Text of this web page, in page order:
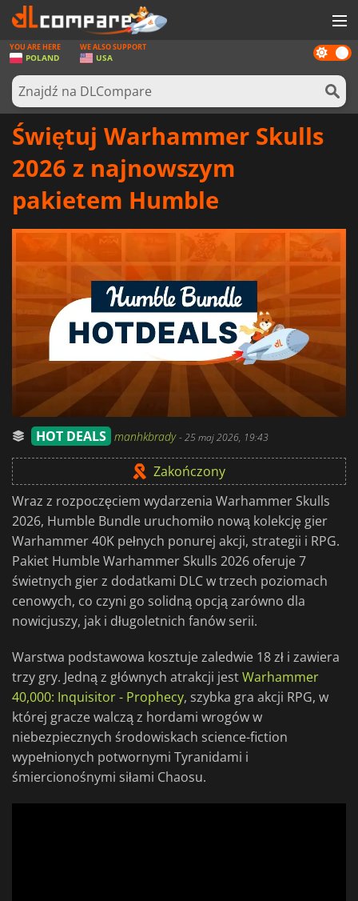
GRY
KARTY DO GIER
OPROGRAMOWANIE
REWARDS
SPRZĘT KOMPUTEROWY
AKTUALNOŚCI
ZALOGUJ SIĘ LUB ZAREJESTRUJ
Dark
mode
YOU ARE HERE
POLAND
WE ALSO SUPPORT
USA
Świętuj Warhammer Skulls
2026 z najnowszym
pakietem Humble
HOT DEALS manhkbrady-25 maj 2026, 19:43
Zakończony
Wraz z rozpoczęciem wydarzenia Warhammer Skulls
2026, Humble Bundle uruchomiło nową kolekcję gier
Warhammer 40K pełnych ponurej akcji, strategii i RPG.
Pakiet Humble Warhammer Skulls 2026 oferuje 7
świetnych gier z dodatkami DLC w trzech poziomach
cenowych, co czyni go solidną opcją zarówno dla
nowicjuszy, jak i długoletnich fanów serii.
Warstwa podstawowa kosztuje zaledwie 18 zł i zawiera
trzy gry. Jedną z głównych atrakcji jestWarhammer
40,000: Inquisitor - Prophecy, szybka gra akcji RPG, w
której gracze walczą z hordami wrogów w
niebezpiecznych środowiskach science-fiction
wypełnionych potwornymi Tyranidami i
śmiercionośnymi siłami Chaosu.